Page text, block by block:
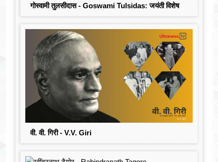
गोस्वामी तुलसीदास - Goswami Tulsidas: जयंती विशेष
वी. वी. गिरी - V.V. Giri